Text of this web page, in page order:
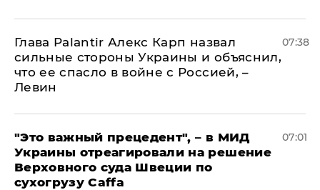
Глава Palantir Алекс Карп назвал
сильные стороны Украины и объяснил,
что ее спасло в войне с Россией, –
Левин
07:38
"Это важный прецедент", – в МИД
Украины отреагировали на решение
Верховного суда Швеции по
сухогрузу Caffa
07:01